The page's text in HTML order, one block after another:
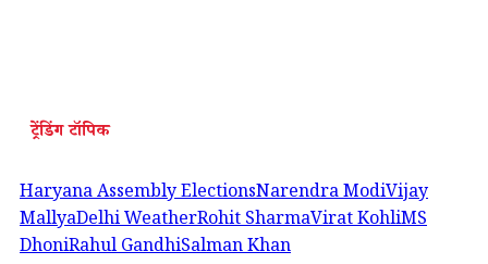
ट्रेंडिंग टॉपिक
Haryana Assembly ElectionsNarendra ModiVijay
MallyaDelhi WeatherRohit SharmaVirat KohliMS
DhoniRahul GandhiSalman Khan